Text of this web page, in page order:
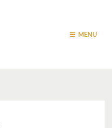
MENU